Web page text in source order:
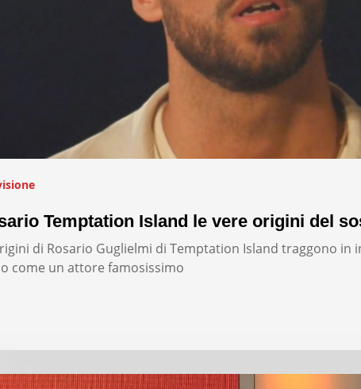
Temptation Island le vere origini del
di Rosario Guglielmi di Temptation Island traggono in
come un attore famosissimo